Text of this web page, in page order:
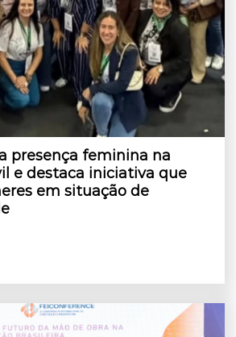
presença feminina na
e destaca iniciativa que
em situação de